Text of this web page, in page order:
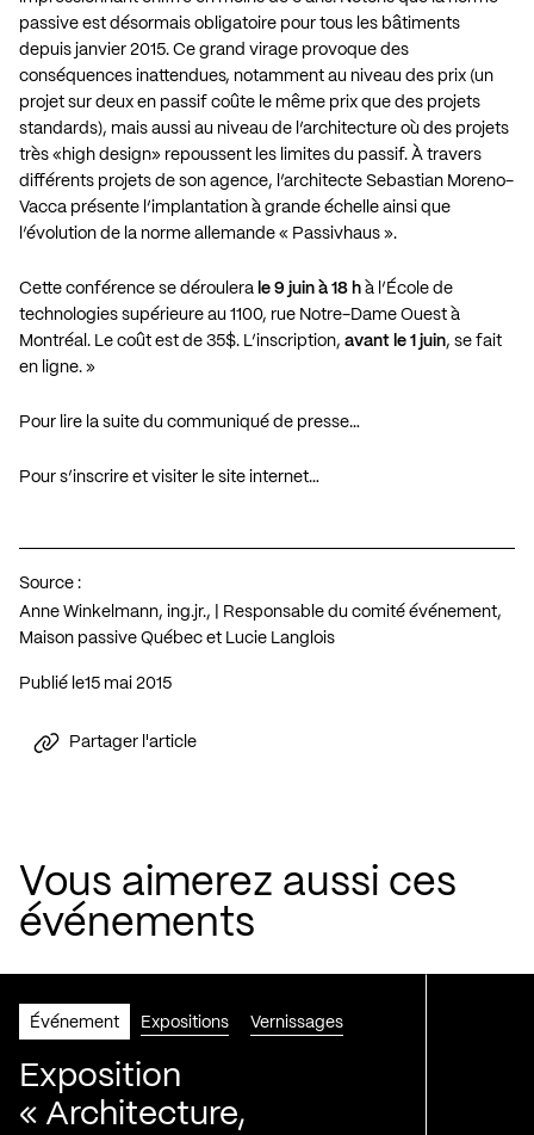
passive est désormais obligatoire pour tous les bâtiments
depuis janvier 2015. Ce grand virage provoque des
conséquences inattendues, notamment au niveau des prix (un
projet sur deux en passif coûte le même prix que des projets
standards), mais aussi au niveau de l’architecture où des projets
très «high design» repoussent les limites du passif. À travers
différents projets de son agence, l’architecte Sebastian Moreno-
Vacca présente l’implantation à grande échelle ainsi que
l’évolution de la norme allemande « Passivhaus ».
Cette conférence se déroulera le 9 juin à 18 h à l’École de
technologies supérieure au 1100, rue Notre-Dame Ouest à
Montréal. Le coût est de 35$. L’inscription, avant le 1 juin, se fait
en ligne. »
Pour lire la suite du communiqué de presse…
Pour s’inscrire et visiter le site internet…
Source :
Anne Winkelmann, ing.jr., | Responsable du comité événement,
Maison passive Québec et Lucie Langlois
Publié le 15 mai 2015
Partager l'article
Vous aimerez aussi ces
événements
Événement Expositions Vernissages
Exposition
« Architecture,